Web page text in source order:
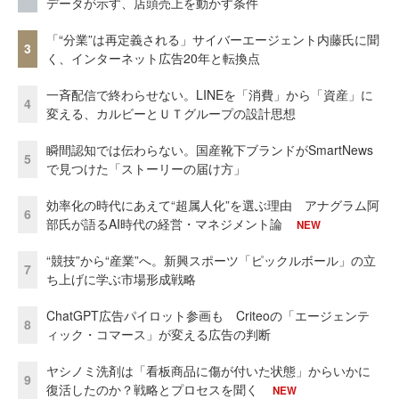
3
「“分業”は再定義される」サイバーエージェント内藤氏に聞
く、インターネット広告20年と転換点
4
一斉配信で終わらせない。LINEを「消費」から「資産」に
変える、カルビーとＵＴグループの設計思想
5
瞬間認知では伝わらない。国産靴下ブランドがSmartNews
で見つけた「ストーリーの届け方」
6
効率化の時代にあえて“超属人化”を選ぶ理由 アナグラム阿
部氏が語るAI時代の経営・マネジメント論
NEW
7
“競技”から“産業”へ。新興スポーツ「ピックルボール」の立
ち上げに学ぶ市場形成戦略
8
ChatGPT広告パイロット参画も Criteoの「エージェンテ
ィック・コマース」が変える広告の判断
9
ヤシノミ洗剤は「看板商品に傷が付いた状態」からいかに
復活したのか？戦略とプロセスを聞く
NEW